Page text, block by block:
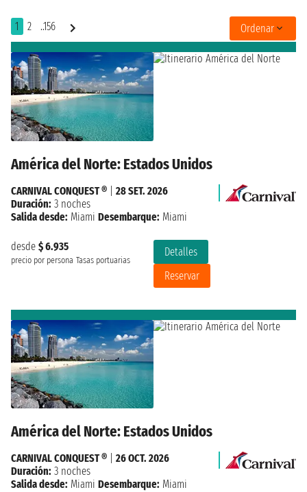
1 2 ..156 Ordenar
América del Norte: Estados Unidos
desde $ 6.935
precio por persona Tasas portuarias
Detalles
Reservar
CARNIVAL CONQUEST ®
28 SET. 2026
Duración: 3 noches
Salida desde: Miami Desembarque: Miami
América del Norte: Estados Unidos
CARNIVAL CONQUEST ®
26 OCT. 2026
Duración: 3 noches
Salida desde: Miami Desembarque: Miami